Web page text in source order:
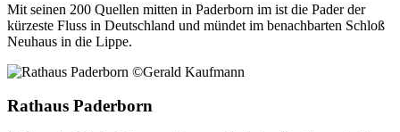
Mit seinen 200 Quellen mitten in Paderborn im ist die Pader der
kürzeste Fluss in Deutschland und mündet im benachbarten Schloß
Neuhaus in die Lippe.
Rathaus Paderborn